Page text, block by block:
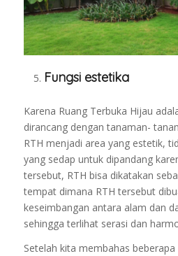
Fungsi estetika
Karena Ruang Terbuka Hijau
dirancang dengan tanaman-
RTH menjadi area yang estetik,
yang sedap untuk dipandang
tersebut, RTH bisa dikatakan
tempat dimana RTH tersebut
keseimbangan antara alam dan
sehingga terlihat serasi dan
Setelah kita membahas